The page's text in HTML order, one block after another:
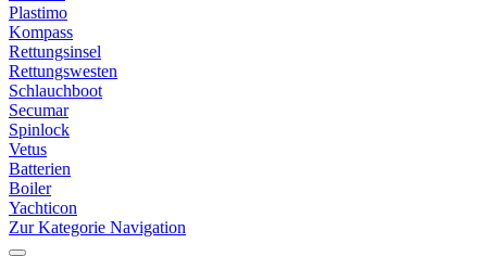
Plastimo
Kompass
Rettungsinsel
Rettungswesten
Schlauchboot
Secumar
Spinlock
Vetus
Batterien
Boiler
Yachticon
Zur Kategorie Navigation